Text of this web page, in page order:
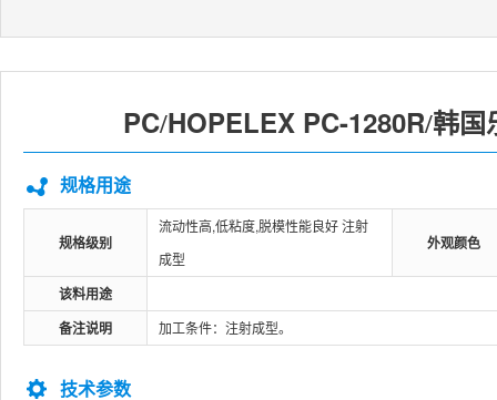
PC/HOPELEX PC-1280R/韩国
规格用途
规格级别
流动性高,低粘度,脱模性能良好 注射
成型
外观颜色
该料用途
备注说明
加工条件：注射成型。
技术参数